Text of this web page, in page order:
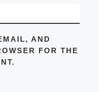
AND
FOR THE